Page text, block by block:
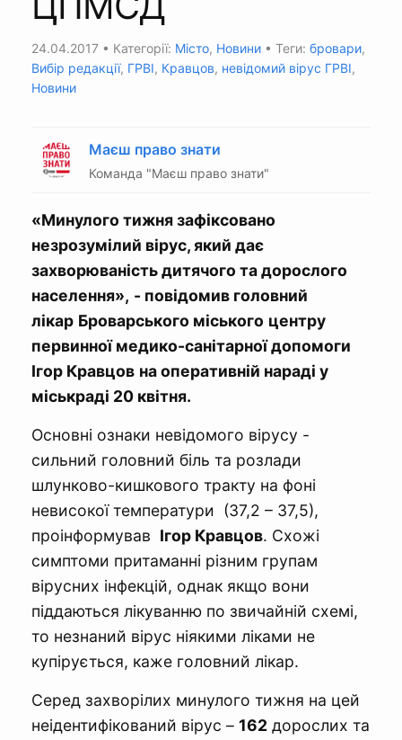
24.04.2017 • Категорії: Місто, Новини • Теги: бровари,
Вибір редакції, ГРВІ, Кравцов, невідомий вірус ГРВІ,
Новини
Маєш право знати
Команда "Маєш право знати"
«Минулого тижня зафіксовано
незрозумілий вірус, який дає
захворюваність дитячого та дорослого
населення», - повідомив головний
лікар Броварського міського центру
первинної медико-санітарної допомоги
Ігор Кравцов на оперативній нараді у
міськраді 20 квітня.
Основні ознаки невідомого вірусу -
сильний головний біль та розлади
шлунково-кишкового тракту на фоні
невисокої температури (37,2 – 37,5),
проінформував Ігор Кравцов. Схожі
симптоми притаманні різним групам
вірусних інфекцій, однак якщо вони
піддаються лікуванню по звичайній схемі,
то незнаний вірус ніякими ліками не
купірується, каже головний лікар.
Серед захворілих минулого тижня на цей
неідентифікований вірус – 162 дорослих та